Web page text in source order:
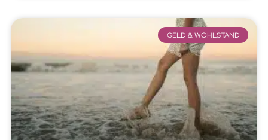
GELD & WOHLSTAND